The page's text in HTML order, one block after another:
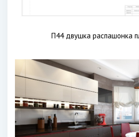
П44 двушка распашонка